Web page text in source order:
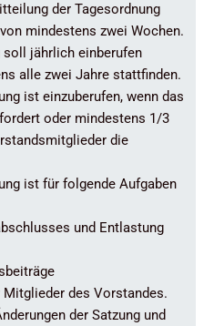
der Tagesordnung
mindestens zwei Wochen.
jährlich einberufen
alle zwei Jahre stattfinden.
ist einzuberufen, wenn das
oder mindestens 1/3
die
ist für folgende Aufgaben
und Entlastung
Mitglieder des Vorstandes.
der Satzung und